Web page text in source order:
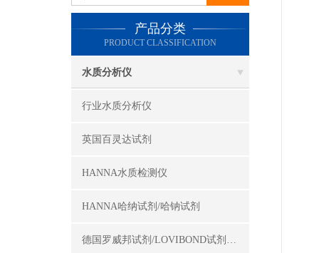
产品分类
PRODUCT CLASSIFICATION
水质分析仪
行业水质分析仪
英国百灵达试剂
HANNA水质检测仪
HANNA哈纳试剂/哈钠试剂
德国罗威邦试剂/LOVIBOND试剂/罗威邦试剂